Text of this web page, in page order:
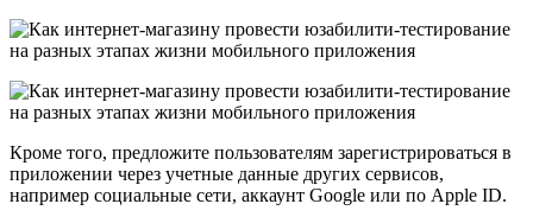
Кроме того, предложите пользователям зарегистрироваться в
приложении через учетные данные других сервисов,
например социальные сети, аккаунт Google или по Apple ID.